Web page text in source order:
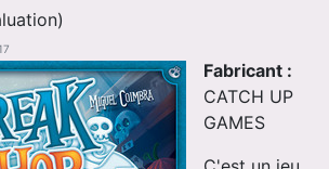
:
Fabricant :
CATCH UP
GAMES